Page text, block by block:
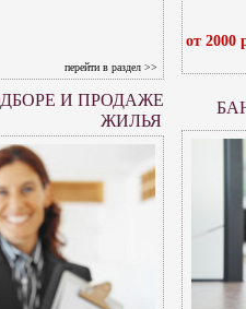
перейти в раздел >>
от 2000
И ПРОДАЖЕ
ЖИЛЬЯ